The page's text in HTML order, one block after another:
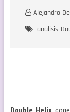
Alejandro
analisis